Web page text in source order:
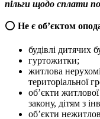
пільги щодо сплати
⭕️ Не є об’єктом
будівлі дитячих
гуртожитки;
житлова
територіальної
об’єкти
закону, дітям з
об’єкти